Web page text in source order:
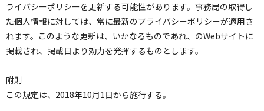
ライバシーポリシーを更新する可能性があります。事務局の取得し
た個人情報に対しては、常に最新のプライバシーポリシーが適用さ
れます。このような更新は、いかなるものであれ、のWebサイトに
掲載され、掲載日より効力を発揮するものとします。
附則
この規定は、2018年10月1日から施行する。